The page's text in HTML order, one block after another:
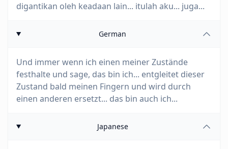
digantikan oleh keadaan lain... itulah aku... juga...
German
Und immer wenn ich einen meiner Zustände
festhalte und sage, das bin ich... entgleitet dieser
Zustand bald meinen Fingern und wird durch
einen anderen ersetzt... das bin auch ich...
Japanese